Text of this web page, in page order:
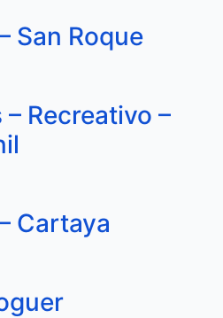
San Roque
Recreativo –
Cartaya